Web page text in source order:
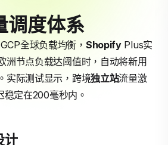
调度体系
全球负载均衡， ShopifyPlus实
洲节点负载达阈值时，自动将新用
实际测试显示，跨境独立站流量激
定在200毫秒内。
计